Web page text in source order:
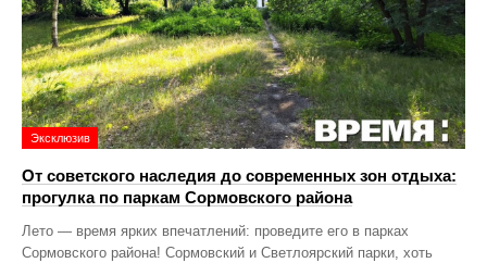
Эксклюзив
От советского наследия до современных зон отдыха:
прогулка по паркам Сормовского района
Лето — время ярких впечатлений: проведите его в парках
Сормовского района! Сормовский и Светлоярский парки, хоть